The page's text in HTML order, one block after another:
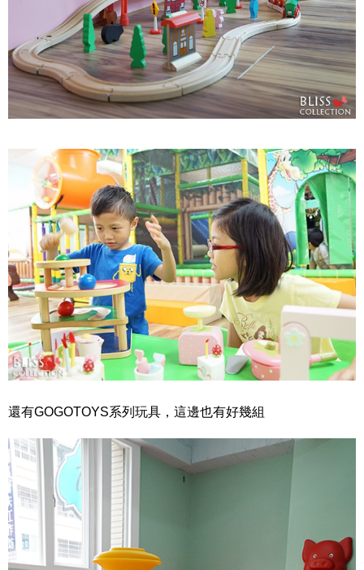
還有GOGOTOYS系列玩具，這邊也有好幾組